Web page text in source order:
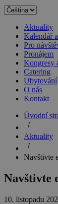
Aktuality
Kalendář
Pro
Pronájem
Kongresy
Catering
Ubytování
O nás
Kontakt
Úvodní
Aktuality
Navštivte
Navštivte
10. listopadu